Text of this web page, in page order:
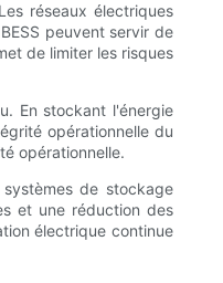
réseaux électriques
peuvent servir de
de limiter les risques
En stockant l'énergie
opérationnelle du
opérationnelle.
de stockage
et une réduction des
électrique continue